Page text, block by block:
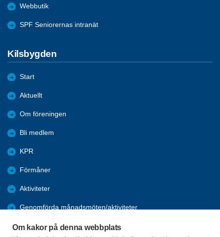
Om kakor på denna webbplats
Webbutik
SPF Seniorernas intranät
Kilsbygden
Start
Aktuellt
Om föreningen
Bli medlem
KPR
Förmåner
Aktiviteter
Genomförda månadsmöten/aktiviteter
Verksamheten